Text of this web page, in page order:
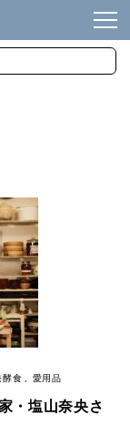
酵食 愛用品
・塩山奈央さ